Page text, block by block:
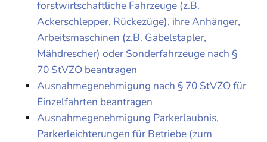
forstwirtschaftliche Fahrzeuge (z.B.
Ackerschlepper, Rückezüge), ihre Anhänger,
Arbeitsmaschinen (z.B. Gabelstapler,
Mähdrescher) oder Sonderfahrzeuge nach §
70 StVZO beantragen
Ausnahmegenehmigung nach § 70 StVZO für
Einzelfahrten beantragen
Ausnahmegenehmigung Parkerlaubnis,
Parkerleichterungen für Betriebe (zum